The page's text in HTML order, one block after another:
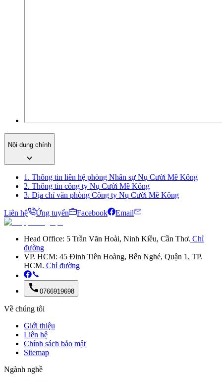
Nội dung chính
1. Thông tin liên hệ phòng Nhân sự Nụ Cười Mê Kông
2. Thông tin công ty Nụ Cười Mê Kông
3. Địa chỉ văn phòng Công ty Nụ Cười Mê Kông
Liên hệ Ứng tuyển Facebook Email
Head Office: 5 Trần Văn Hoài, Ninh Kiều, Cần Thơ. Chỉ
đường
VP. HCM: 45 Đinh Tiên Hoàng, Bến Nghé, Quận 1, TP.
HCM. Chỉ đường
0766919698
Về chúng tôi
Giới thiệu
Liên hệ
Chính sách bảo mật
Sitemap
Ngành nghề